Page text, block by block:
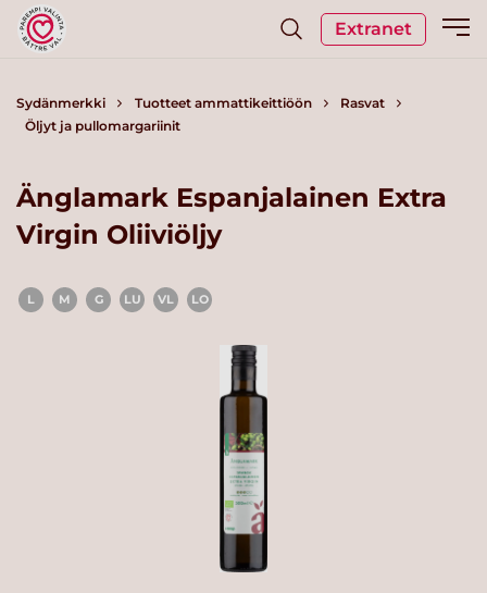
Extranet
Sydänmerkki Tuotteet ammattikeittiöön
Rasvat
Öljyt ja pullomargariinit
Änglamark Espanjalainen Extra
Virgin Oliiviöljy
L M G LU VL LO